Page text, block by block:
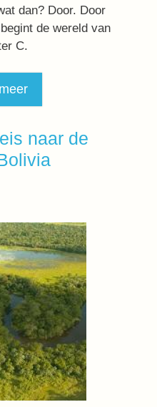
dan? Door. Door
de wereld van
C.
naar de